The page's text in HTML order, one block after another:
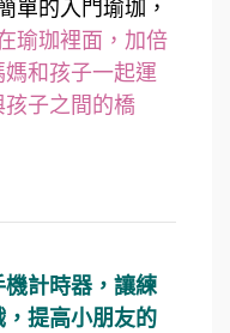
單的入門瑜珈，
瑜珈裡面，加倍
和孩子一起運
子之間的橋
計時器，讓練
提高小朋友的